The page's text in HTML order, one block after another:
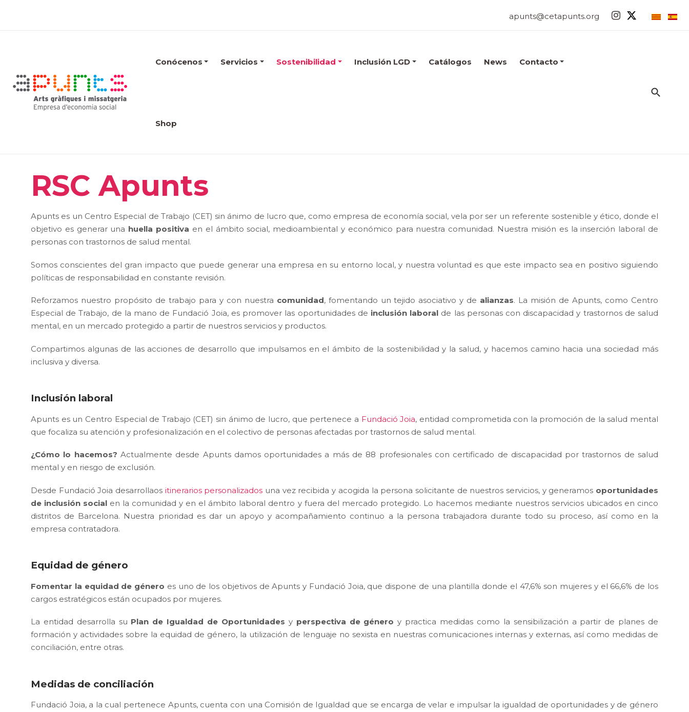
apunts@cetapunts.org
Conócenos Servicios Sostenibilidad Inclusión LGD Catálogos News Contacto
Shop
RSC Apunts
Apunts es un Centro Especial de Trabajo (CET) sin ánimo de lucro que, como empresa de economía social, vela por ser un referente sostenible y ético, donde el
objetivo es generar una huella positiva en el ámbito social, medioambiental y económico para nuestra comunidad. Nuestra misión es la inserción laboral de
personas con trastornos de salud mental.
Somos conscientes del gran impacto que puede generar una empresa en su entorno local, y nuestra voluntad es que este impacto sea en positivo siguiendo
políticas de responsabilidad en constante revisión.
Reforzamos nuestro propósito de trabajo para y con nuestra comunidad, fomentando un tejido asociativo y de alianzas. La misión de Apunts, como Centro
Especial de Trabajo, de la mano de Fundació Joia, es promover las oportunidades de inclusión laboral de las personas con discapacidad y trastornos de salud
mental, en un mercado protegido a partir de nuestros servicios y productos.
Compartimos algunas de las acciones de desarrollo que impulsamos en el ámbito de la sostenibilidad y la salud, y hacemos camino hacia una sociedad más
inclusiva y diversa.
Inclusión laboral
Apunts es un Centro Especial de Trabajo (CET) sin ánimo de lucro, que pertenece a Fundació Joia, entidad comprometida con la promoción de la salud mental
que focaliza su atención y profesionalización en el colectivo de personas afectadas por trastornos de salud mental.
¿Cómo lo hacemos? Actualmente desde Apunts damos oportunidades a más de 88 profesionales con certificado de discapacidad por trastornos de salud
mental y en riesgo de exclusión.
Desde Fundació Joia desarrollaos itinerarios personalizados una vez recibida y acogida la persona solicitante de nuestros servicios, y generamos oportunidades
de inclusión social en la comunidad y en el ámbito laboral dentro y fuera del mercado protegido. Lo hacemos mediante nuestros servicios ubicados en cinco
distritos de Barcelona. Nuestra prioridad es dar un apoyo y acompañamiento continuo a la persona trabajadora durante todo su proceso, así como en la
empresa contratadora.
Equidad de género
Fomentar la equidad de género es uno de los objetivos de Apunts y Fundació Joia, que dispone de una plantilla donde el 47,6% son mujeres y el 66,6% de los
cargos estratégicos están ocupados por mujeres.
La entidad desarrolla su Plan de Igualdad de Oportunidades y perspectiva de género y practica medidas como la sensibilización a partir de planes de
formación y actividades sobre la equidad de género, la utilización de lenguaje no sexista en nuestras comunicaciones internas y externas, así como medidas de
conciliación, entre otras.
Medidas de conciliación
Fundació Joia, a la cual pertenece Apunts, cuenta con una Comisión de Igualdad que se encarga de velar e impulsar la igualdad de oportunidades y de género